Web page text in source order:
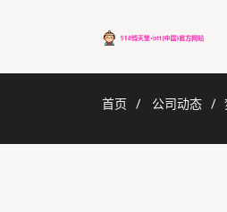
首页 公司动态